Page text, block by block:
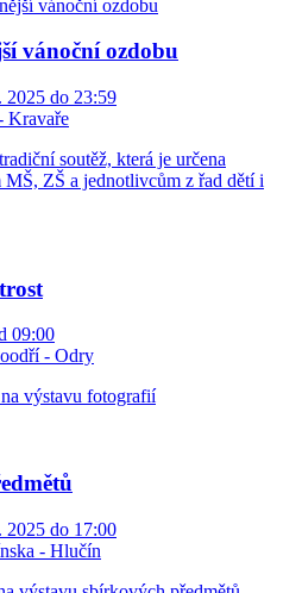
vánoční ozdobu
2025 do 23:59
Kravaře
soutěž, která je určena
ZŠ a jednotlivcům z řad dětí i
09:00
- Odry
výstavu fotografií
2025 do 17:00
- Hlučín